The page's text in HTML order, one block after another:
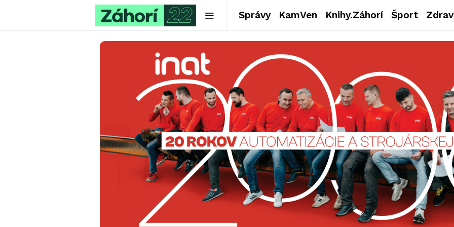
Správy KamVen Knihy.Záhorí Šport